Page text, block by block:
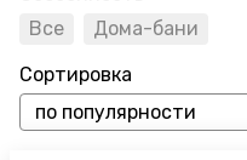
Все
Дома-бани
Сортировка